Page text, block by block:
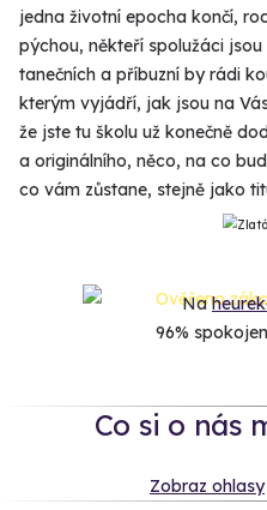
jedna životní epocha končí,
pýchou, někteří spolužáci
tanečních a příbuzní by rádi
kterým vyjádří, jak jsou na
že jste tu školu už konečně
a originálního, něco, na co
co vám zůstane, stejně jako
Na
96%
Co si o nás
Zobraz ohlasy